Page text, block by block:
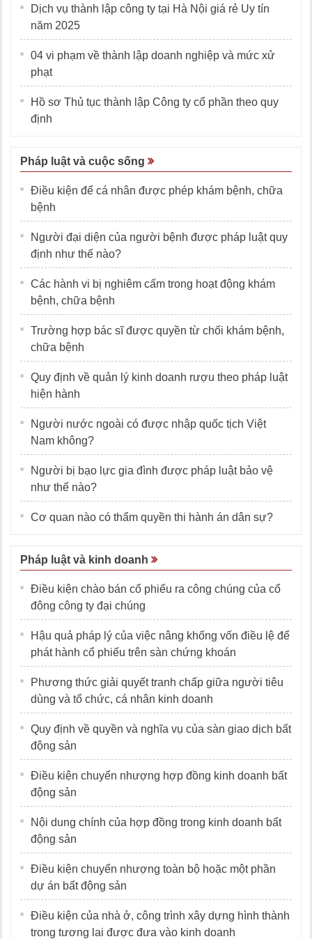
Dịch vụ thành lập công ty tại Hà Nội giá rẻ Uy tín
năm 2025
04 vi phạm về thành lập doanh nghiệp và mức xử
phạt
Hồ sơ Thủ tục thành lập Công ty cổ phần theo quy
định
Pháp luật và cuộc sống
Điều kiện để cá nhân được phép khám bệnh, chữa
bệnh
Người đại diện của người bệnh được pháp luật quy
định như thế nào?
Các hành vi bị nghiêm cấm trong hoạt động khám
bệnh, chữa bệnh
Trường hợp bác sĩ được quyền từ chối khám bệnh,
chữa bệnh
Quy định về quản lý kinh doanh rượu theo pháp luật
hiện hành
Người nước ngoài có được nhập quốc tịch Việt
Nam không?
Người bị bạo lực gia đình được pháp luật bảo vệ
như thế nào?
Cơ quan nào có thẩm quyền thi hành án dân sự?
Pháp luật và kinh doanh
Điều kiện chào bán cổ phiếu ra công chúng của cổ
đông công ty đại chúng
Hậu quả pháp lý của việc nâng khống vốn điều lệ để
phát hành cổ phiếu trên sàn chứng khoán
Phương thức giải quyết tranh chấp giữa người tiêu
dùng và tổ chức, cá nhân kinh doanh
Quy định về quyền và nghĩa vụ của sàn giao dịch bất
động sản
Điều kiện chuyển nhượng hợp đồng kinh doanh bất
động sản
Nội dung chính của hợp đồng trong kinh doanh bất
động sản
Điều kiện chuyển nhượng toàn bộ hoặc một phần
dự án bất động sản
Điều kiện của nhà ở, công trình xây dựng hình thành
trong tương lai được đưa vào kinh doanh